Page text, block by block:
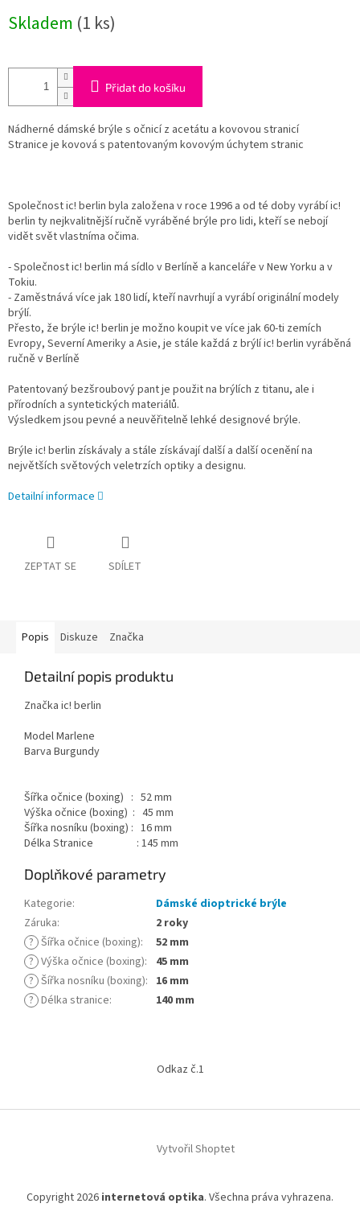
cena:
Skladem (1 ks)
Přidat do košíku
Nádherné dámské brýle s očnicí z acetátu a kovovou stranicí
Stranice je kovová s patentovaným kovovým úchytem stranic
Společnost ic! berlin byla založena v roce 1996 a od té doby vyrábí ic!
berlin ty nejkvalitnější ručně vyráběné brýle pro lidi, kteří se nebojí
vidět svět vlastníma očima.
- Společnost ic! berlin má sídlo v Berlíně a kanceláře v New Yorku a v
Tokiu.
- Zaměstnává více jak 180 lidí, kteří navrhují a vyrábí originální modely
brýlí.
Přesto, že brýle ic! berlin je možno koupit ve více jak 60-ti zemích
Evropy, Severní Ameriky a Asie, je stále každá z brýlí ic! berlin vyráběná
ručně v Berlíně
Patentovaný bezšroubový pant je použit na brýlích z titanu, ale i
přírodních a syntetických materiálů.
Výsledkem jsou pevné a neuvěřitelně lehké designové brýle.
Brýle ic! berlin získávaly a stále získávají další a další ocenění na
největších světových veletrzích optiky a designu.
Detailní informace
ZEPTAT SE SDÍLET
Popis Diskuze Značka
Detailní popis produktu
Značka ic! berlin
Model Marlene
Barva Burgundy
Šířka očnice (boxing) : 52 mm
Výška očnice (boxing) : 45 mm
Šířka nosníku (boxing) : 16 mm
Délka Stranice : 145 mm
Doplňkové parametry
Kategorie:
Dámské dioptrické brýle
Záruka:
2 roky
? Šířka očnice (boxing):
52 mm
? Výška očnice (boxing):
45 mm
? Šířka nosníku (boxing): 16 mm
? Délka stranice: 140 mm
Odkaz č.1
Vytvořil Shoptet
Copyright 2026 internetová optika. Všechna práva vyhrazena.